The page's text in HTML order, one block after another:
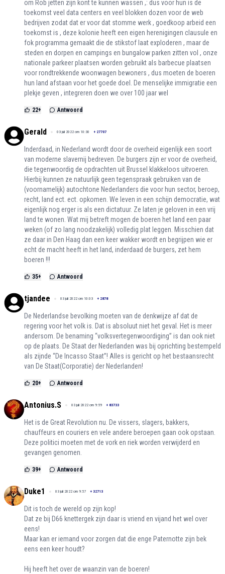
om Rob jetten zijn kont te kunnen wassen ,: dus voor hun is de
toekomst veel data centers en veel blokken dozen voor de web
bedrijven zodat dat er voor dat stomme werk , goedkoop arbeid een
toekomst is , deze kolonie heeft een eigen herenigingen clausule en
fok programma gemaakt die de stikstof laat exploderen , maar de
steden en dorpen en campings en bungalow parken zitten vol , onze
nationale parkeer plaatsen worden gebruikt als barbecue plaatsen
voor rondtrekkende woonwagen bewoners , dus moeten de boeren
hun land afstaan voor het goede doel. De menselijke immigratie een
plekje geven , integreren doen we over 100 jaar wel
22+ Antwoord
Gerald 03 juli 2022 om 10:30 + 27707
Inderdaad, in Nederland wordt door de overheid eigenlijk een soort
van moderne slavernij bedreven. De burgers zijn er voor de overheid,
die tegenwoordig de opdrachten uit Brussel klakkeloos uitvoeren.
Hierbij kunnen ze natuurlijk geen tegenspraak gebruiken van de
(voornamelijk) autochtone Nederlanders die voor hun sector, beroep,
recht, land ect. ect. opkomen. We leven in een schijn democratie, wat
eigenlijk nog erger is als een dictatuur. Ze laten je geloven in een vrij
land te wonen. Wat mij betreft mogen de boeren het land een paar
weken (of zo lang noodzakelijk) volledig plat leggen. Misschien dat
ze daar in Den Haag dan een keer wakker wordt en begrijpen wie er
echt de macht heeft in het land, inderdaad de burgers, zet hem
boeren !!!
35+ Antwoord
tjandee 03 juli 2022 om 10:03 + 2878
De Nederlandse bevolking moeten van de denkwijze af dat de
regering voor het volk is. Dat is absoluut niet het geval. Het is meer
andersom. De benaming “volksvertegenwoordiging” is dan ook niet
op de plaats. De Staat der Nederlanden was bij oprichting bestempeld
als zijnde “De Incasso Staat”! Alles is gericht op het bestaansrecht
van De Staat(Corporatie) der Nederlanden!
20+ Antwoord
Antonius.S 03 juli 2022 om 9:59 + 83733
Het is de Great Revolution nu. De vissers, slagers, bakkers,
chauffeurs en couriers en vele andere beroepen gaan ook opstaan.
Deze politici moeten met de vork en riek worden verwijderd en
gevangen genomen.
39+ Antwoord
Duke1 03 juli 2022 om 9:57 + 32713
Dit is toch de wereld op zijn kop!
Dat ze bij D66 knettergek zijn daar is vriend en vijand het wel over
eens!
Maar kan er iemand voor zorgen dat die enge Paternotte zijn bek
eens een keer houdt?
Hij heeft het over de waanzin van de boeren!